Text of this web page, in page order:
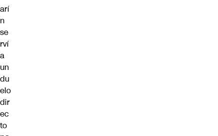
arí
n
se
rví
a
un
du
elo
dir
ec
to